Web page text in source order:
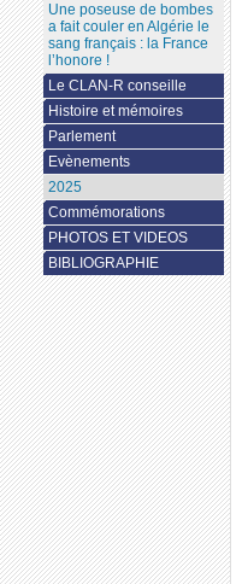
Une poseuse de bombes
a fait couler en Algérie le
sang français : la France
l’honore !
Le CLAN-R conseille
Histoire et mémoires
Parlement
Evènements
2025
Commémorations
PHOTOS ET VIDEOS
BIBLIOGRAPHIE